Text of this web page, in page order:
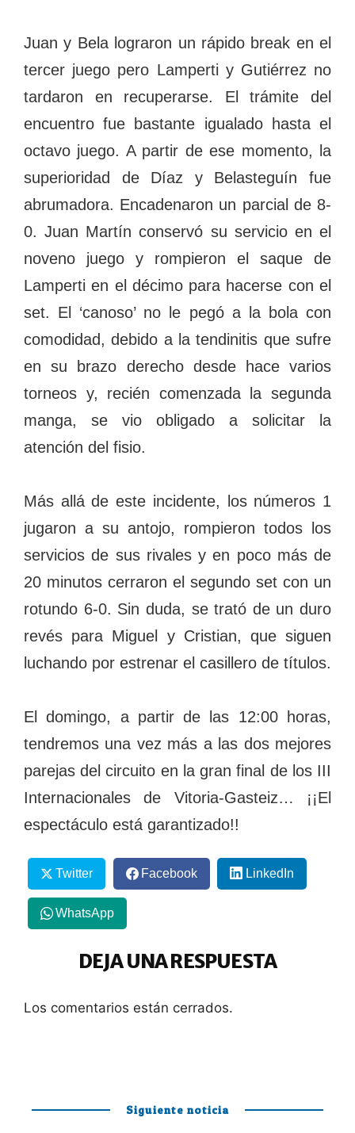
Juan y Bela lograron un rápido break en el
tercer juego pero Lamperti y Gutiérrez no
tardaron en recuperarse. El trámite del
encuentro fue bastante igualado hasta el
octavo juego. A partir de ese momento, la
superioridad de Díaz y Belasteguín fue
abrumadora. Encadenaron un parcial de 8-
0. Juan Martín conservó su servicio en el
noveno juego y rompieron el saque de
Lamperti en el décimo para hacerse con el
set. El ‘canoso’ no le pegó a la bola con
comodidad, debido a la tendinitis que sufre
en su brazo derecho desde hace varios
torneos y, recién comenzada la segunda
manga, se vio obligado a solicitar la
atención del fisio.
Más allá de este incidente, los números 1
jugaron a su antojo, rompieron todos los
servicios de sus rivales y en poco más de
20 minutos cerraron el segundo set con un
rotundo 6-0. Sin duda, se trató de un duro
revés para Miguel y Cristian, que siguen
luchando por estrenar el casillero de títulos.
El domingo, a partir de las 12:00 horas,
tendremos una vez más a las dos mejores
parejas del circuito en la gran final de los III
Internacionales de Vitoria-Gasteiz… ¡¡El
espectáculo está garantizado!!
Twitter Facebook LinkedIn
WhatsApp
DEJA UNA RESPUESTA
Los comentarios están cerrados.
Siguiente noticia